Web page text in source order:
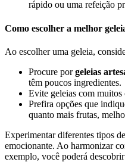
rápido ou uma refeição
Como escolher a melhor
Ao escolher uma geleia,
Procure porgeleias
têm poucos ingredientes.
Evite geleias com muitos
Prefira opções que
quanto mais frutas,
Experimentar diferentes tipos
emocionante. Ao harmonizar
exemplo, você poderá